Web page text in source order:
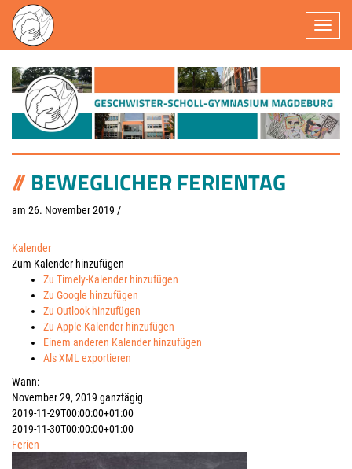
BEWEGLICHER FERIENTAG
am 26. November 2019 /
Kalender
Zum Kalender hinzufügen
Zu Timely-Kalender hinzufügen
Zu Google hinzufügen
Zu Outlook hinzufügen
Zu Apple-Kalender hinzufügen
Einem anderen Kalender hinzufügen
Als XML exportieren
Wann:
November 29, 2019 ganztägig
2019-11-29T00:00:00+01:00
2019-11-30T00:00:00+01:00
Ferien